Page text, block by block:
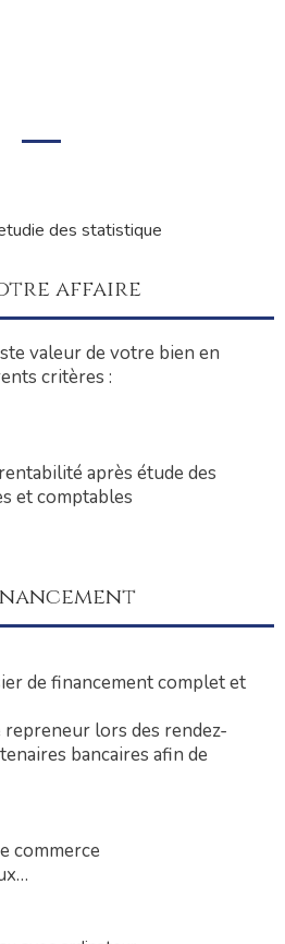
affaire
valeur de votre bien en
critères :
après étude des
et comptables
de financement complet et
lors des rendez-
bancaires afin de
commerce